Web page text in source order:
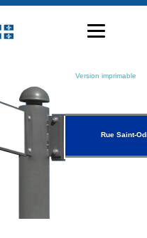
Version imprimable
Rue Saint-